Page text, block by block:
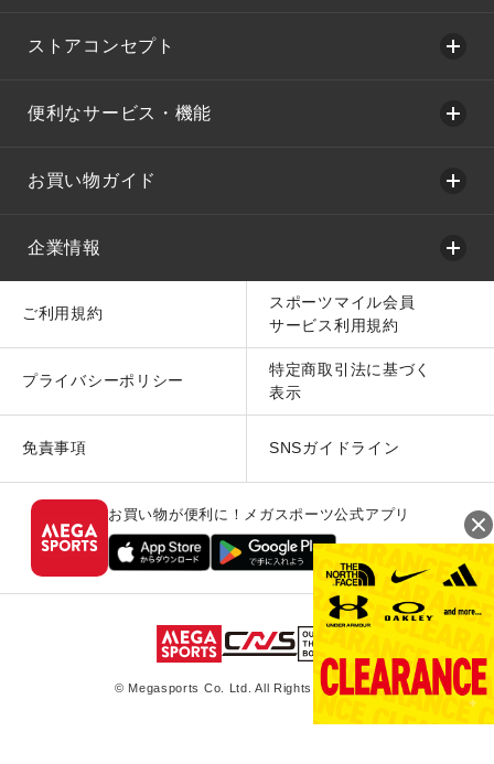
ストアコンセプト
便利なサービス・機能
お買い物ガイド
企業情報
ご利用規約
スポーツマイル会員
サービス利用規約
プライバシーポリシー
特定商取引法に基づく
表示
免責事項 SNSガイドライン
お買い物が便利に！メガスポーツ公式アプリ
© Megasports Co. Ltd. All Rights Reserved.